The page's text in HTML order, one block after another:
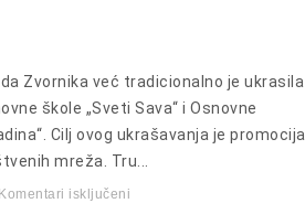
Zvornika već tradicionalno je ukrasila
škole „Sveti Sava“ i Osnovne
Cilj ovog ukrašavanja je promocija
mreža. Tru...
Komentari isključeni